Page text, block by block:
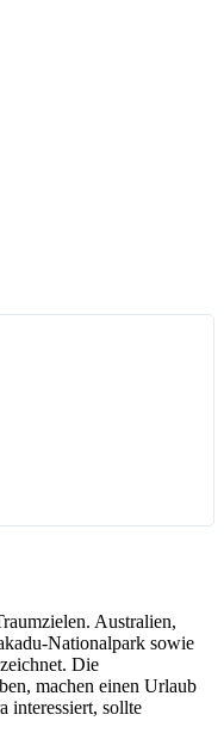
Australien,
Nationalpark sowie
Die
machen einen Urlaub
interessiert, sollte